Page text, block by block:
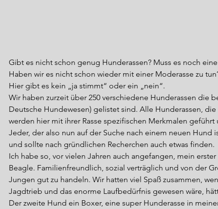
Gibt es nicht schon genug Hunderassen? Muss es noch
Haben wir es nicht schon wieder mit einer Moderasse zu
Hier gibt es kein „ja stimmt“ oder ein „nein“.
Wir haben zurzeit über 250 verschiedene Hunderassen die
Deutsche Hundewesen) gelistet sind. Alle Hunderassen,
werden hier mit ihrer Rasse spezifischen Merkmalen
Jeder, der also nun auf der Suche nach einem neuen Hund
und sollte nach gründlichen Recherchen auch etwas finden.
Ich habe so, vor vielen Jahren auch angefangen, mein
Beagle. Familienfreundlich, sozial verträglich und von der
Jungen gut zu handeln. Wir hatten viel Spaß zusammen,
Jagdtrieb und das enorme Laufbedürfnis gewesen wäre,
Der zweite Hund ein Boxer, eine super Hunderasse in